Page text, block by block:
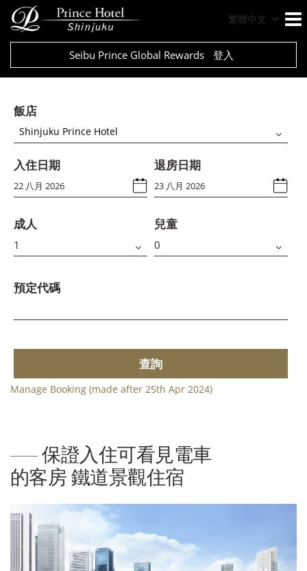
繁體中文
Seibu Prince Global Rewards 登入
飯店
Shinjuku Prince Hotel
入住日期 退房日期
成人 兒童
預定代碼
查詢
Manage Booking (made after 25th Apr 2024)
保證入住可看見電車
的客房 鐵道景觀住宿